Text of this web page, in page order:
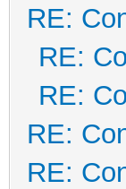
RE:
RE:
RE:
RE:
RE: